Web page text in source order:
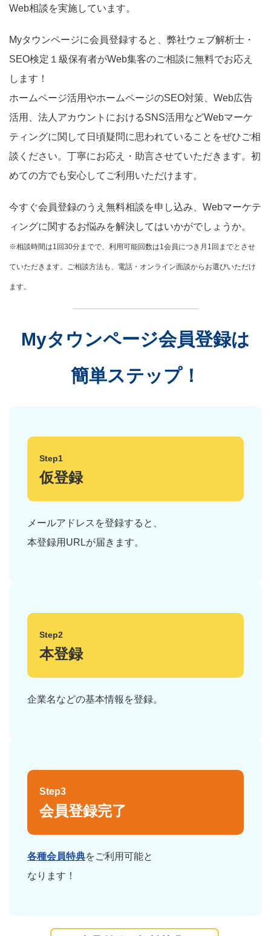
Web相談を実施しています。
Myタウンページに会員登録すると、弊社ウェブ解析士・
SEO検定１級保有者がWeb集客のご相談に無料でお応え
します！
ホームページ活用やホームページのSEO対策、Web広告
活用、法人アカウントにおけるSNS活用などWebマーケ
ティングに関して日頃疑問に思われていることをぜひご相
談ください。丁寧にお応え・助言させていただきます。初
めての方でも安心してご利用いただけます。
今すぐ会員登録のうえ無料相談を申し込み、Webマーケテ
ィングに関するお悩みを解決してはいかがでしょうか。
※相談時間は1回30分までで、利用可能回数は1会員につき月1回までとさせ
ていただきます。ご相談方法も、電話・オンライン面談からお選びいただけ
ます。
Myタウンページ会員登録は
簡単ステップ！
Step1
仮登録
メールアドレスを登録すると、
本登録用URLが届きます。
Step2
本登録
企業名などの基本情報を登録。
Step3
会員登録完了
各種会員特典をご利用可能と
なります！